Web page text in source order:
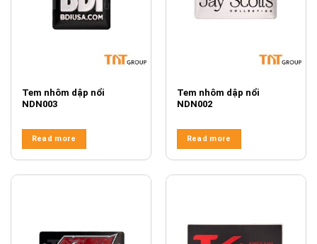
Tem nhôm dập nổi
NDN003
Read more
Tem nhôm dập nổi
NDN002
Read more